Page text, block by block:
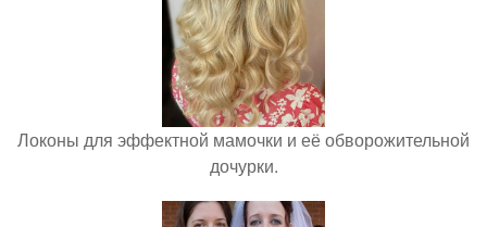
Локоны для эффектной мамочки и её обворожительной
дочурки.